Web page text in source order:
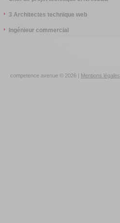
3 Architectes technique web
Ingénieur commercial
competence avenue © 2026 | Mentions légales